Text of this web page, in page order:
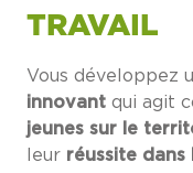
TRAVAIL
Vous développez
innovant qui agit
jeunes sur le
leur réussite dans